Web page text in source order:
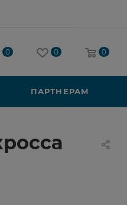
0 0 0
ПАРТНЕРАМ